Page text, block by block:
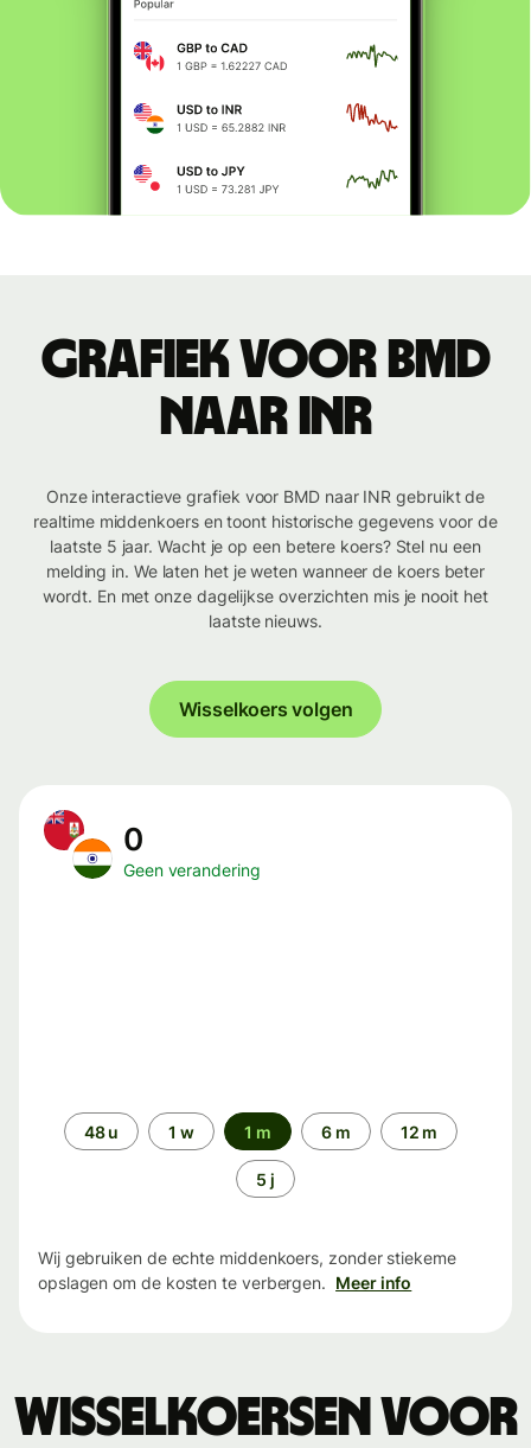
Grafiek voor BMD
naar INR
Onze interactieve grafiek voor BMD naar INR gebruikt de
realtime middenkoers en toont historische gegevens voor de
laatste 5 jaar. Wacht je op een betere koers? Stel nu een
melding in. We laten het je weten wanneer de koers beter
wordt. En met onze dagelijkse overzichten mis je nooit het
laatste nieuws.
Wisselkoers volgen
0
Geen verandering
Periode48 u 1 w 1 m 6 m 12 m
5 j
Wij gebruiken de echte middenkoers, zonder stiekeme
opslagen om de kosten te verbergen. Meer info
Wisselkoersen voor